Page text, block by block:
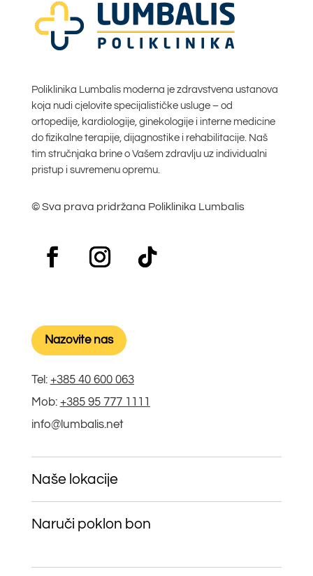
Poliklinika Lumbalis moderna je zdravstvena ustanova
koja nudi cjelovite specijalističke usluge – od
ortopedije, kardiologije, ginekologije i interne medicine
do fizikalne terapije, dijagnostike i rehabilitacije. Naš
tim stručnjaka brine o Vašem zdravlju uz individualni
pristup i suvremenu opremu.
© Sva prava pridržana Poliklinika Lumbalis
Nazovite nas
Tel: +385 40 600 063
Mob: +385 95 777 1111
info@lumbalis.net
Naše lokacije
Naruči poklon bon